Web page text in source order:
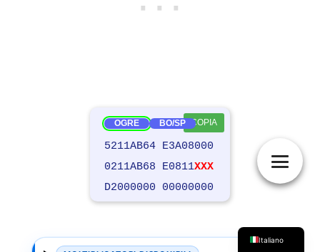
OGRE BO/SP COPIA
5211AB64 E3A08000
0211AB68 E0811XXX
D2000000 00000000
Italiano
Deutsch
Français